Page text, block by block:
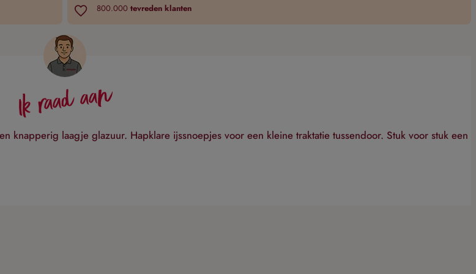
800.000 tevreden klanten
Ik raad aan
knapperig laagje glazuur. Hapklare ijssnoepjes voor een kleine traktatie tussendoor. Stuk voor stuk een